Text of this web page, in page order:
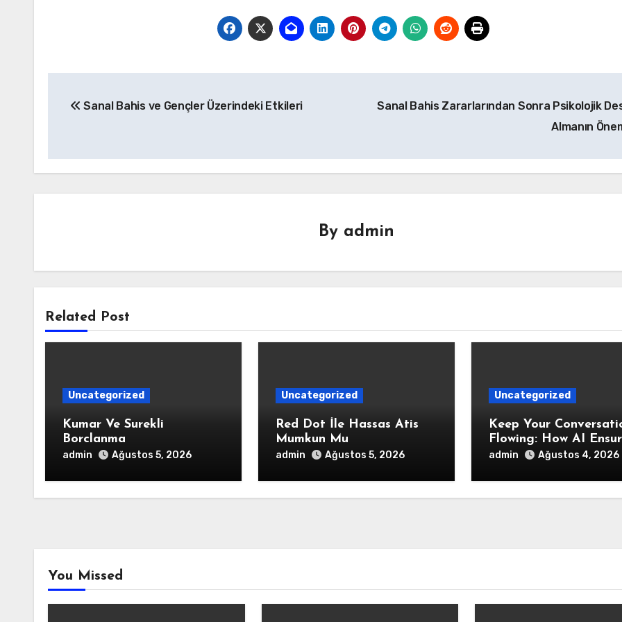
gezinmesi
Sanal Bahis ve Gençler Üzerindeki Etkileri
Sanal Bahis Zararlarından Sonra Psikolojik
Almanın
By admin
Related Post
Uncategorized
Kumar Ve Surekli
Borclanma
admin Ağustos 5, 2026
Uncategorized
Red Dot İle Hassas Atis
Mumkun Mu
admin Ağustos 5, 2026
Uncategorized
Keep Your
Flowing: How AI
Interaction Stays
Dialogue
admin Ağustos 4, 2026
You Missed